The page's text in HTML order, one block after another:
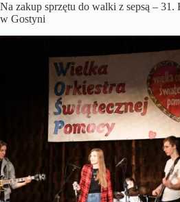
Na zakup sprzętu do walki z sepsą – 31.
w Gostyni